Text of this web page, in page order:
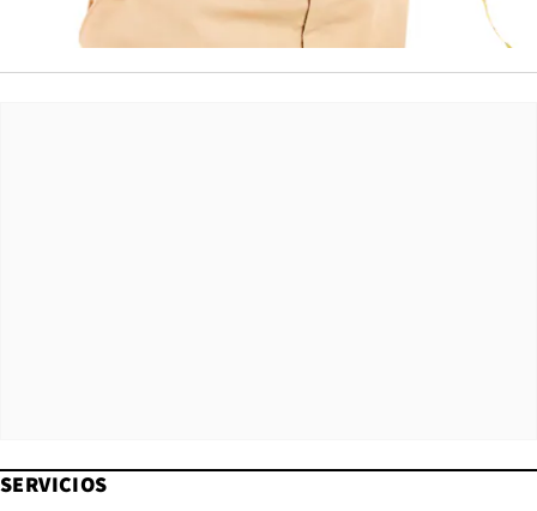
SERVICIOS